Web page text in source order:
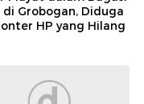
di Grobogan, Diduga
HP yang Hilang